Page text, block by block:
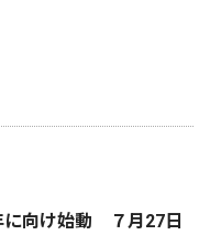
向け始動 ７月27日